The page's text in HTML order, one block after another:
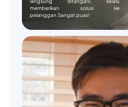
memberikan solusi ke
pelanggan.Sangat puas!